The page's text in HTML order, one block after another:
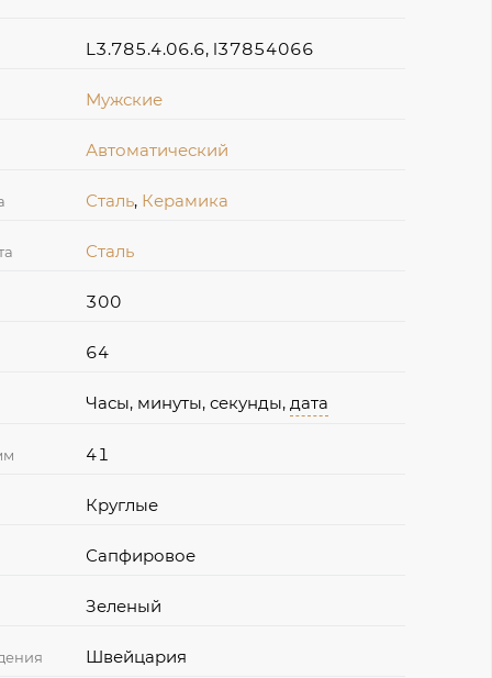
L3.785.4.06.6, l37854066
Мужские
Автоматический
Сталь, Керамика
Сталь
300
64
Часы, минуты, секунды,дата
41
Круглые
Сапфировое
Зеленый
Швейцария